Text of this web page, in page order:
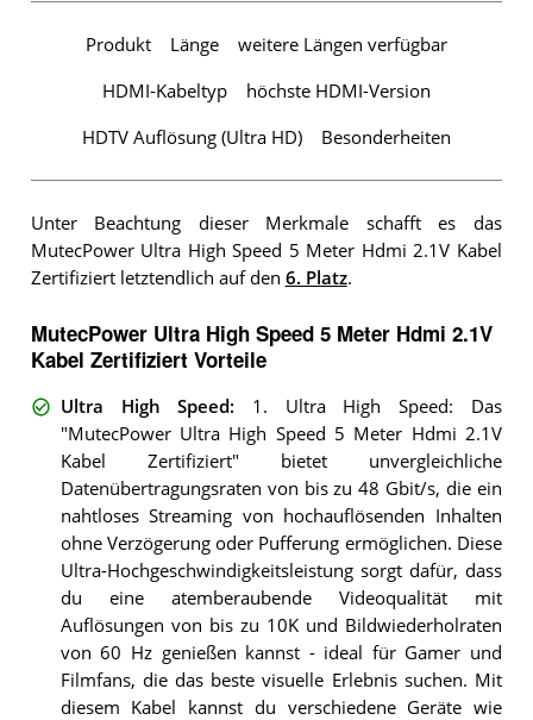
Produkt Länge weitere Längen verfügbar
HDMI-Kabeltyp höchste HDMI-Version
HDTV Auflösung (Ultra HD) Besonderheiten
Unter Beachtung dieser Merkmale schafft es das
MutecPower Ultra High Speed 5 Meter Hdmi 2.1V Kabel
Zertifiziert letztendlich auf den 6. Platz.
MutecPower Ultra High Speed 5 Meter Hdmi 2.1V
Kabel Zertifiziert Vorteile
Ultra High Speed: 1. Ultra High Speed: Das
"MutecPower Ultra High Speed 5 Meter Hdmi 2.1V
Kabel Zertifiziert" bietet unvergleichliche
Datenübertragungsraten von bis zu 48 Gbit/s, die ein
nahtloses Streaming von hochauflösenden Inhalten
ohne Verzögerung oder Pufferung ermöglichen. Diese
Ultra-Hochgeschwindigkeitsleistung sorgt dafür, dass
du eine atemberaubende Videoqualität mit
Auflösungen von bis zu 10K und Bildwiederholraten
von 60 Hz genießen kannst - ideal für Gamer und
Filmfans, die das beste visuelle Erlebnis suchen. Mit
diesem Kabel kannst du verschiedene Geräte wie